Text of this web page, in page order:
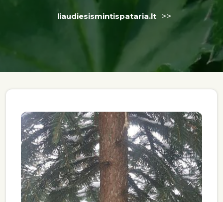
liaudiesismintispataria.lt >>